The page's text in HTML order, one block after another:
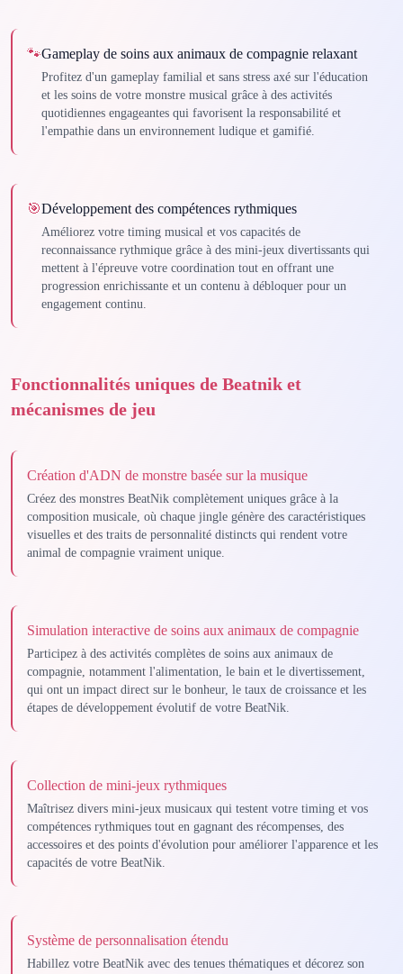
🐾Gameplay de soins aux animaux de compagnie relaxant
Profitez d'un gameplay familial et sans stress axé sur l'éducation
et les soins de votre monstre musical grâce à des activités
quotidiennes engageantes qui favorisent la responsabilité et
l'empathie dans un environnement ludique et gamifié.
🎯Développement des compétences rythmiques
Améliorez votre timing musical et vos capacités de
reconnaissance rythmique grâce à des mini-jeux divertissants qui
mettent à l'épreuve votre coordination tout en offrant une
progression enrichissante et un contenu à débloquer pour un
engagement continu.
Fonctionnalités uniques de Beatnik et
mécanismes de jeu
Création d'ADN de monstre basée sur la musique
Créez des monstres BeatNik complètement uniques grâce à la
composition musicale, où chaque jingle génère des caractéristiques
visuelles et des traits de personnalité distincts qui rendent votre
animal de compagnie vraiment unique.
Simulation interactive de soins aux animaux de compagnie
Participez à des activités complètes de soins aux animaux de
compagnie, notamment l'alimentation, le bain et le divertissement,
qui ont un impact direct sur le bonheur, le taux de croissance et les
étapes de développement évolutif de votre BeatNik.
Collection de mini-jeux rythmiques
Maîtrisez divers mini-jeux musicaux qui testent votre timing et vos
compétences rythmiques tout en gagnant des récompenses, des
accessoires et des points d'évolution pour améliorer l'apparence et les
capacités de votre BeatNik.
Système de personnalisation étendu
Habillez votre BeatNik avec des tenues thématiques et décorez son